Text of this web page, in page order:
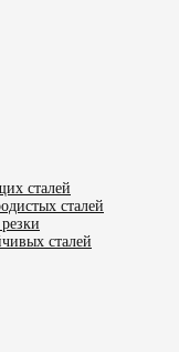
сталей
сталей
сталей